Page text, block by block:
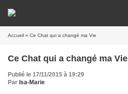
Accueil » Ce Chat qui a changé ma Vie
Ce Chat qui a changé ma Vie
Publié le 17/11/2015 à 19:29
Par Isa-Marie